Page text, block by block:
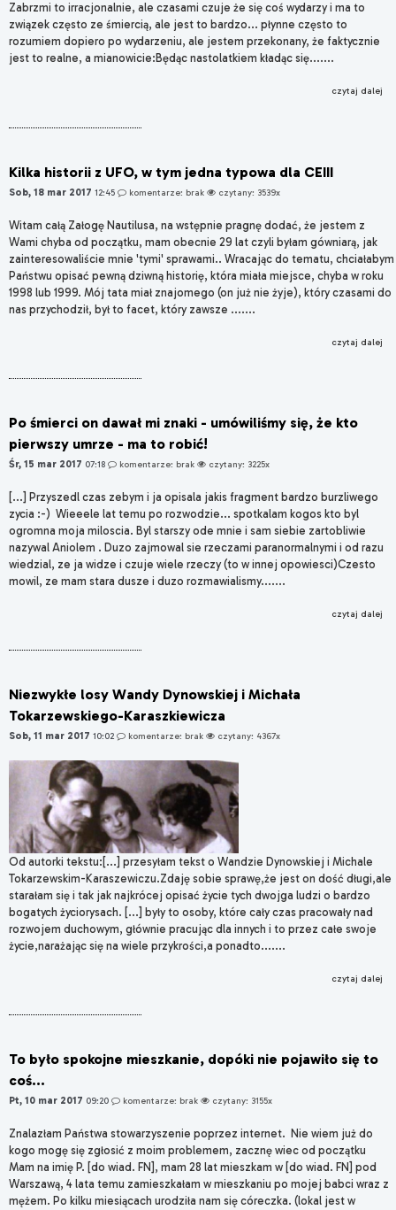
Zabrzmi to irracjonalnie, ale czasami czuje że się coś wydarzy i ma to
związek często ze śmiercią, ale jest to bardzo... płynne często to
rozumiem dopiero po wydarzeniu, ale jestem przekonany, że faktycznie
jest to realne, a mianowicie:Będąc nastolatkiem kładąc się.......
czytaj dalej
Kilka historii z UFO, w tym jedna typowa dla CEIII
Sob, 18 mar 2017 12:45 komentarze: brak czytany: 3539x
Witam całą Załogę Nautilusa, na wstępnie pragnę dodać, że jestem z
Wami chyba od początku, mam obecnie 29 lat czyli byłam gówniarą, jak
zainteresowaliście mnie 'tymi' sprawami.. Wracając do tematu, chciałabym
Państwu opisać pewną dziwną historię, która miała miejsce, chyba w roku
1998 lub 1999. Mój tata miał znajomego (on już nie żyje), który czasami do
nas przychodził, był to facet, który zawsze .......
czytaj dalej
Po śmierci on dawał mi znaki - umówiliśmy się, że kto
pierwszy umrze - ma to robić!
Śr, 15 mar 2017 07:18 komentarze: brak czytany: 3225x
[...] Przyszedl czas zebym i ja opisala jakis fragment bardzo burzliwego
zycia :-) Wieeele lat temu po rozwodzie... spotkalam kogos kto byl
ogromna moja miloscia. Byl starszy ode mnie i sam siebie zartobliwie
nazywal Aniolem . Duzo zajmowal sie rzeczami paranormalnymi i od razu
wiedzial, ze ja widze i czuje wiele rzeczy (to w innej opowiesci)Czesto
mowil, ze mam stara dusze i duzo rozmawialismy.......
czytaj dalej
Niezwykłe losy Wandy Dynowskiej i Michała
Tokarzewskiego-Karaszkiewicza
Sob, 11 mar 2017 10:02 komentarze: brak czytany: 4367x
Od autorki tekstu:[...] przesyłam tekst o Wandzie Dynowskiej i Michale
Tokarzewskim-Karaszewiczu.Zdaję sobie sprawę,że jest on dość długi,ale
starałam się i tak jak najkrócej opisać życie tych dwojga ludzi o bardzo
bogatych życiorysach. [...] były to osoby, które cały czas pracowały nad
rozwojem duchowym, głównie pracując dla innych i to przez całe swoje
życie,narażając się na wiele przykrości,a ponadto.......
czytaj dalej
To było spokojne mieszkanie, dopóki nie pojawiło się to
coś...
Pt, 10 mar 2017 09:20 komentarze: brak czytany: 3155x
Znalazłam Państwa stowarzyszenie poprzez internet. Nie wiem już do
kogo mogę się zgłosić z moim problemem, zacznę wiec od początku
Mam na imię P. [do wiad. FN], mam 28 lat mieszkam w [do wiad. FN] pod
Warszawą, 4 lata temu zamieszkałam w mieszkaniu po mojej babci wraz z
mężem. Po kilku miesiącach urodziła nam się córeczka. (lokal jest w